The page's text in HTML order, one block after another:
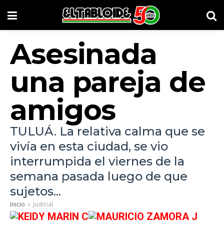
Asesinada
una pareja de
amigos
TULUÁ. La relativa calma que se
vivía en esta ciudad, se vio
interrumpida el viernes de la
semana pasada luego de que
sujetos...
Inicio Judicial